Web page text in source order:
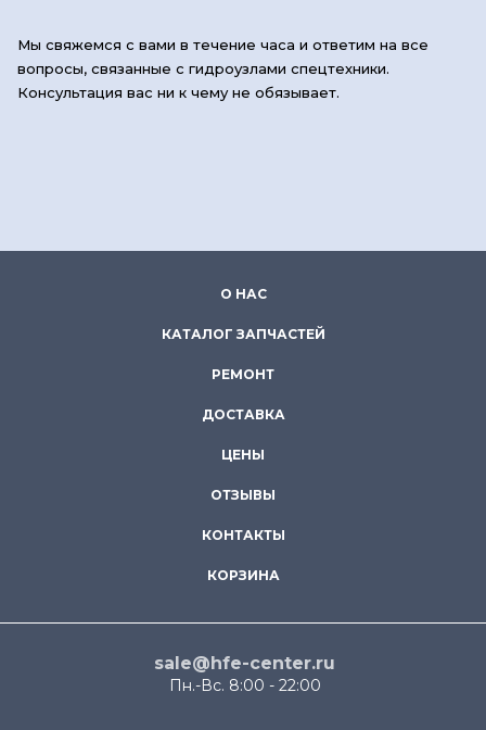
Мы свяжемся с вами в течение часа и ответим на все
вопросы, связанные с гидроузлами спецтехники.
Консультация вас ни к чему не обязывает.
О НАС
КАТАЛОГ ЗАПЧАСТЕЙ
РЕМОНТ
ДОСТАВКА
ЦЕНЫ
ОТЗЫВЫ
КОНТАКТЫ
КОРЗИНА
sale@hfe-center.ru
Пн.-Вс. 8:00 - 22:00